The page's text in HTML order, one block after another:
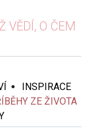
VĚDÍ, O ČEM
INSPIRACE
ZE ŽIVOTA